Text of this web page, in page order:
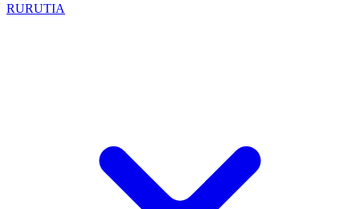
RURUTIA